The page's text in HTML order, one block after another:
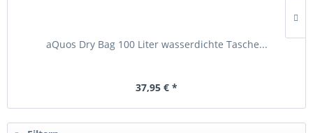
aQuos Dry Bag 100 Liter wasserdichte Tasche...
37,95 € *